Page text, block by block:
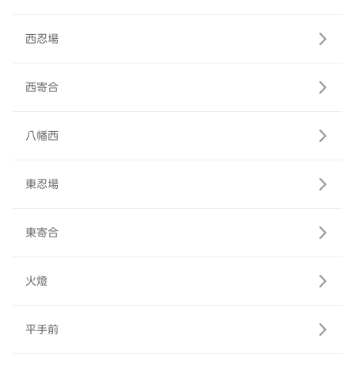
西忍場
西寄合
八幡西
東忍場
東寄合
火燈
平手前